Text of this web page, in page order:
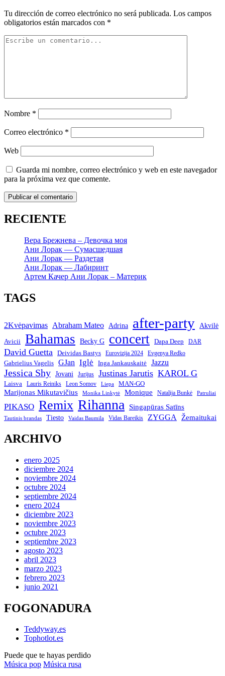
Tu dirección de correo electrónico no será publicada. Los campos
obligatorios están marcados con *
Nombre *
Correo electrónico *
Web
Guarda mi nombre, correo electrónico y web en este navegador
para la próxima vez que comente.
RECIENTE
Вера Брежнева – Девочка моя
Ани Лорак — Сумасшедшая
Ани Лорак — Раздетая
Ани Лорак — Лабиринт
Артем Качер Ани Лорак – Материк
TAGS
2Kvėpavimas Abraham Mateo Adrina after-party Akvilė
Avicii Bahamas Becky G concert Dapa Deep DAR
David Guetta Deividas Bastys Eurovizija 2024 Evgenya Redko
Gabrielius Vagelis GJan Iglė Inga Jankauskaitė Jazzu
Jessica Shy Jovani Jurijus Justinas Jarutis KAROL G
Laisva Lauris Reiniks Leon Somov Liepa MAN-GO
Marijonas Mikutavičius Monika Linkytė Monique Natalija Bunkė Patruliai
PIKASO Remix Rihanna Singapūras Satīns
Tautinis brandas Tiesto Vaidas Baumila Vidas Bareikis ZYGGA Žemaitukai
ARCHIVO
enero 2025
diciembre 2024
noviembre 2024
octubre 2024
septiembre 2024
enero 2024
diciembre 2023
noviembre 2023
octubre 2023
septiembre 2023
agosto 2023
abril 2023
marzo 2023
febrero 2023
junio 2021
FOGONADURA
Teddyway.es
Tophotlot.es
Puede que te hayas perdido
Publicado
Música pop Música rusa